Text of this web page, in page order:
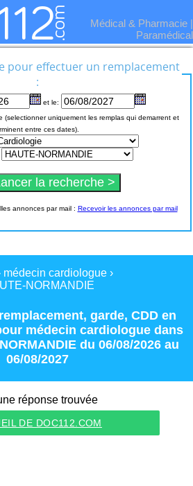
Médical & Pharmacie |
Paramédical
pour effectuer un remplacement
:
et le:
entre ces dates).
annonces par mail : Recevoir les annonces par mail
médecin cardiologue ›
NORMANDIE
, garde, CDDen
médecin cardiologuedans
du 06/08/2026 au
06/08/2027
réponse trouvée
DE DOC112.COM